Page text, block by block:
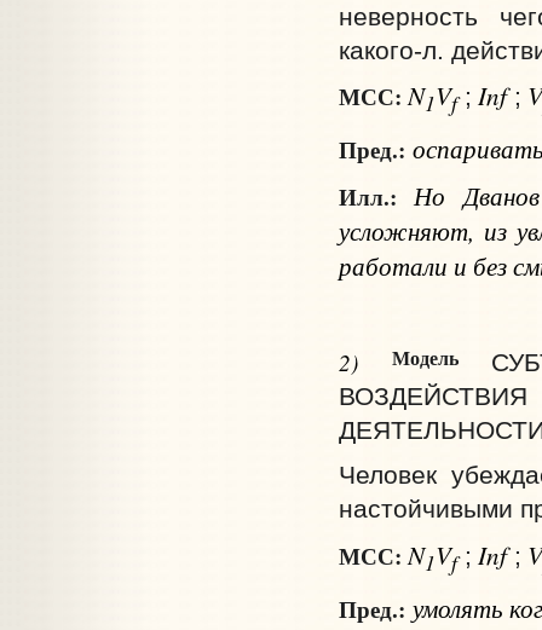
неверность
какого‑л.
МСС: N1Vf; Inf; V
Пред.:
Илл.: Но
усложняют, из
работали и без
2) Модель
ДЕЯТЕЛЬНОСТИ
Человек
настойчивыми
МСС: N1Vf; Inf; V
Пред.: умолять